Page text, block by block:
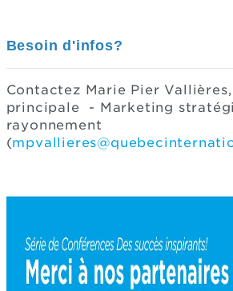
Besoin d'infos?
Contactez Marie Pier
principale - Marketing
rayonnement
(